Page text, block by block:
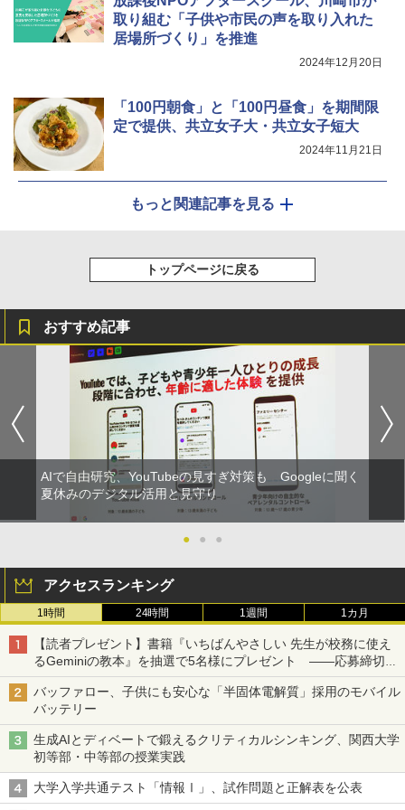
取り組む「子供や市民の声を取り入れた
居場所づくり」を推進
2024年12月20日
「100円朝食」と「100円昼食」を期間限
定で提供、共立女子大・共立女子短大
2024年11月21日
もっと関連記事を見る
トップページに戻る
おすすめ記事
AIで自由研究、YouTubeの見すぎ対策も Googleに聞く
夏休みのデジタル活用と見守り
● ● ●
アクセスランキング
1時間 24時間 1週間 1カ月
【読者プレゼント】書籍『いちばんやさしい 先生が校務に使え
るGeminiの教本』を抽選で5名様にプレゼント ――応募締切は
2026年8月12日（水）まで
バッファロー、子供にも安心な「半固体電解質」採用のモバイル
バッテリー
生成AIとディベートで鍛えるクリティカルシンキング、関西大学
初等部・中等部の授業実践
大学入学共通テスト「情報Ⅰ」、試作問題と正解表を公表